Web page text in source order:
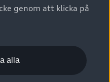
min bil av detta?
Audi AG
genom att klicka på
alla